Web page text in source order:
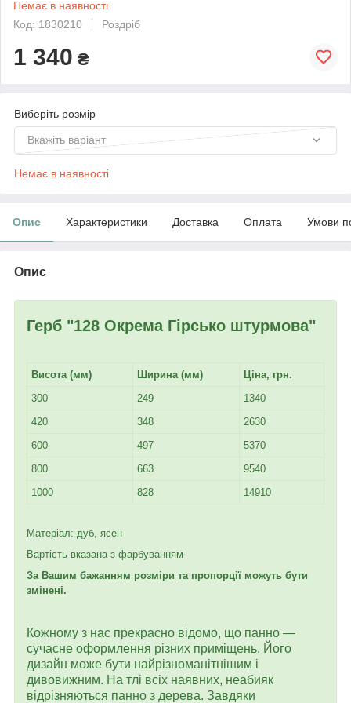
Немає в наявності
Код: 1830210
Роздріб
1 340 ₴
Виберіть розмір
Вкажіть варіант
Немає в наявності
Опис Характеристики Доставка Оплата Умови
Опис
Герб "128 Окрема Гірсько штурмова"
Висота (мм) Ширина (мм)
Ціна, грн.
300
249
1340
420
348
2630
600
497
5370
800
663
9540
1000
828 14910
Матеріал: дуб, ясен
Вартість вказана з фарбуванням
За Вашим бажанням розміри та пропорції можуть бути
змінені.
Кожному з нас прекрасно відомо, що панно —
сучасне оформлення різних приміщень. Його
дизайн може бути найрізноманітнішим і
дивовижним. На тлі всіх наявних, неабияк
відрізняються панно з дерева. Завдяки